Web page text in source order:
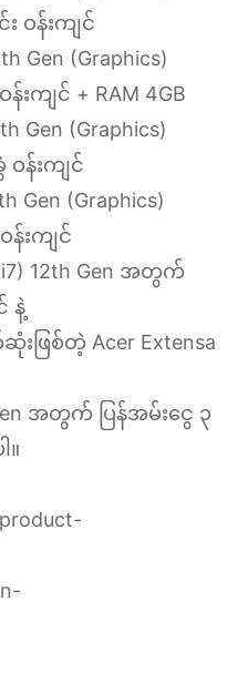
ဝန်းကျင်
Gen (Graphics)
ကျင် + RAM 4GB
Gen (Graphics)
န်းကျင်
Gen (Graphics)
းကျင်
/ i7) 12th Gen အတွက်
နဲ့
ဖြစ်တဲ့ Acer Extensa
အတွက် ပြန်အမ်းငွေ ၃
။